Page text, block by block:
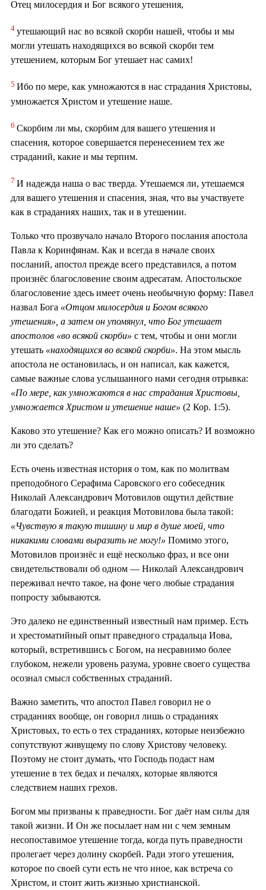
Отец милосердия и Бог всякого утешения,
4 утешающий нас во всякой скорби нашей, чтобы и мы
могли утешать находящихся во всякой скорби тем
утешением, которым Бог утешает нас самих!
5 Ибо по мере, как умножаются в нас страдания Христовы,
умножается Христом и утешение наше.
6 Скорбим ли мы, скорбим для вашего утешения и
спасения, которое совершается перенесением тех же
страданий, какие и мы терпим.
7 И надежда наша о вас тверда. Утешаемся ли, утешаемся
для вашего утешения и спасения, зная, что вы участвуете
как в страданиях наших, так и в утешении.
Только что прозвучало начало Второго послания апостола
Павла к Коринфянам. Как и всегда в начале своих
посланий, апостол прежде всего представился, а потом
произнёс благословение своим адресатам. Апостольское
благословение здесь имеет очень необычную форму: Павел
назвал Бога «Отцом милосердия и Богом всякого
утешения», а затем он упомянул, что Бог утешает
апостолов «во всякой скорби» с тем, чтобы и они могли
утешать «находящихся во всякой скорби». На этом мысль
апостола не остановилась, и он написал, как кажется,
самые важные слова услышанного нами сегодня отрывка:
«По мере, как умножаются в нас страдания Христовы,
умножается Христом и утешение наше» (2 Кор. 1:5).
Каково это утешение? Как его можно описать? И возможно
ли это сделать?
Есть очень известная история о том, как по молитвам
преподобного Серафима Саровского его собеседник
Николай Александрович Мотовилов ощутил действие
благодати Божией, и реакция Мотовилова была такой:
«Чувствую я такую тишину и мир в душе моей, что
никакими словами выразить не могу!» Помимо этого,
Мотовилов произнёс и ещё несколько фраз, и все они
свидетельствовали об одном — Николай Александрович
переживал нечто такое, на фоне чего любые страдания
попросту забываются.
Это далеко не единственный известный нам пример. Есть
и хрестоматийный опыт праведного страдальца Иова,
который, встретившись с Богом, на несравнимо более
глубоком, нежели уровень разума, уровне своего существа
осознал смысл собственных страданий.
Важно заметить, что апостол Павел говорил не о
страданиях вообще, он говорил лишь о страданиях
Христовых, то есть о тех страданиях, которые неизбежно
сопутствуют живущему по слову Христову человеку.
Поэтому не стоит думать, что Господь подаст нам
утешение в тех бедах и печалях, которые являются
следствием наших грехов.
Богом мы призваны к праведности. Бог даёт нам силы для
такой жизни. И Он же посылает нам ни с чем земным
несопоставимое утешение тогда, когда путь праведности
пролегает через долину скорбей. Ради этого утешения,
которое по своей сути есть не что иное, как встреча со
Христом, и стоит жить жизнью христианской.